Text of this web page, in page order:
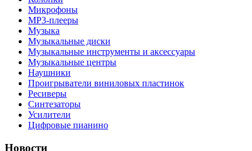
Микрофоны
МР3-плееры
Музыка
Музыкальные диски
Музыкальные инструменты и аксессуары
Музыкальные центры
Наушники
Проигрыватели виниловых пластинок
Ресиверы
Синтезаторы
Усилители
Цифровые пианино
Новости